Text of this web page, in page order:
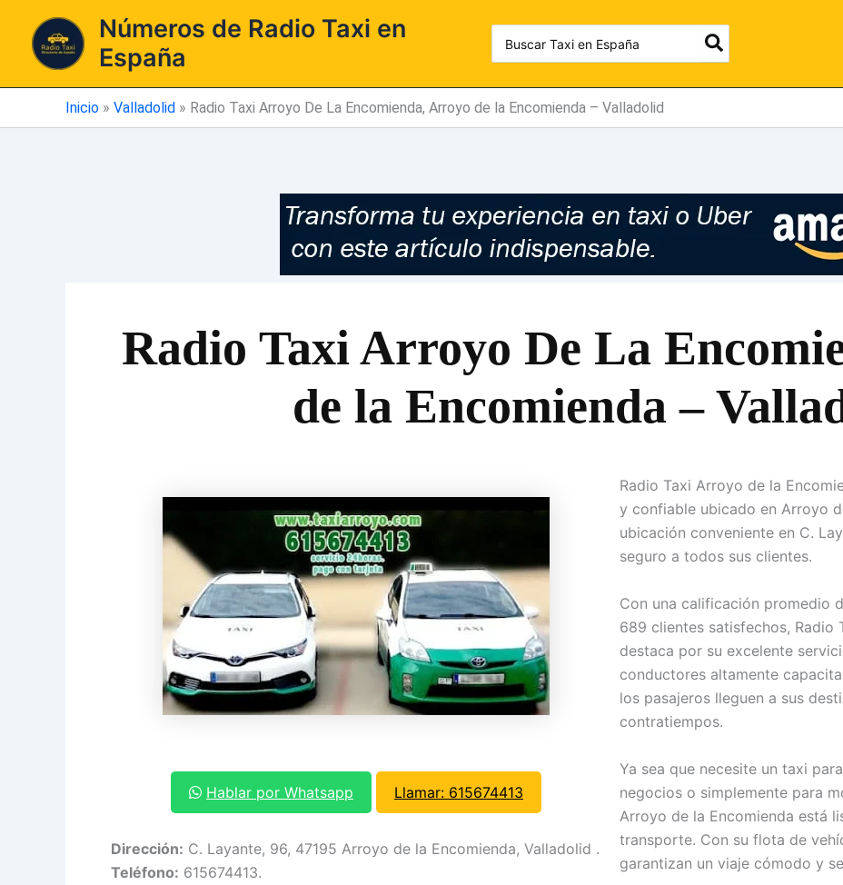
contenido
Números de Radio Taxi en
España
for:
Inicio » Valladolid » Radio Taxi Arroyo De La Encomienda, Arroyo de la Encomienda – Valladolid
Radio Taxi Arroyo De La
de la Encomienda –
Hablar por Whatsapp Llamar: 615674413
Dirección: C. Layante, 96, 47195 Arroyo de la Encomienda, Valladolid .
Teléfono: 615674413.
Radio Taxi Arroyo de la
y confiable ubicado en Arroyo
ubicación conveniente en C.
seguro a todos sus clientes.
Con una calificación promedio
689 clientes satisfechos, Radio
destaca por su excelente
conductores altamente
los pasajeros lleguen a sus
contratiempos.
Ya sea que necesite un taxi
negocios o simplemente para
Arroyo de la Encomienda está
transporte. Con su flota de
garantizan un viaje cómodo y